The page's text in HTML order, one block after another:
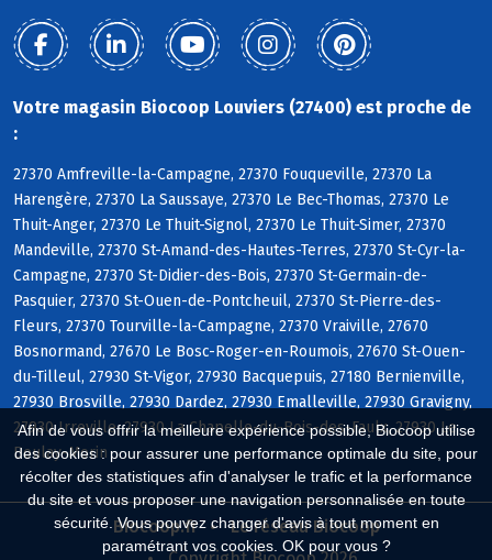
Afin de vous offrir la meilleure expérience possible, Biocoop utilise
des cookies : pour assurer une performance optimale du site, pour
récolter des statistiques afin d'analyser le trafic et la performance
du site et vous proposer une navigation personnalisée en toute
sécurité. Vous pouvez changer d'avis à tout moment en
paramétrant vos cookies. OK pour vous ?
Votre magasin Biocoop Louviers (27400) est proche de
:
27370 Amfreville-la-Campagne, 27370 Fouqueville, 27370 La
Harengère, 27370 La Saussaye, 27370 Le Bec-Thomas, 27370 Le
Thuit-Anger, 27370 Le Thuit-Signol, 27370 Le Thuit-Simer, 27370
Mandeville, 27370 St-Amand-des-Hautes-Terres, 27370 St-Cyr-la-
Campagne, 27370 St-Didier-des-Bois, 27370 St-Germain-de-
Pasquier, 27370 St-Ouen-de-Pontcheuil, 27370 St-Pierre-des-
Fleurs, 27370 Tourville-la-Campagne, 27370 Vraiville, 27670
Bosnormand, 27670 Le Bosc-Roger-en-Roumois, 27670 St-Ouen-
du-Tilleul, 27930 St-Vigor, 27930 Bacquepuis, 27180 Bernienville,
27930 Brosville, 27930 Dardez, 27930 Emalleville, 27930 Gravigny,
27930 Irreville, 27930 La Chapelle-du-Bois-des-Faulx, 27930 Le
Boulay-Morin
Biocoop.fr
Le réseau Biocoop